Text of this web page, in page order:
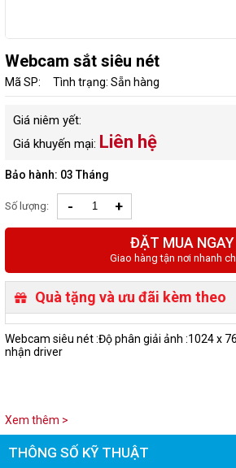
Webcam sắt siêu nét
Mã SP: Tình trạng: Sẵn hàng
Giá niêm yết:
Giá khuyến mại: Liên hệ
Bảo hành: 03 Tháng
Số lượng: - +
ĐẶT MUA NGAY
Giao hàng tận nơi nhanh
Quà tặng và ưu đãi kèm theo
Webcam siêu nét :Độ phân giải ảnh :1024 x
nhận driver
Xem thêm >
THÔNG SỐ KỸ THUẬT